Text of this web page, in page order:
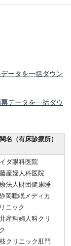
ータを一括ダウン
データを一括ダウ
名（有床診療所）
ダ眼科医院
産婦人科医院
法人財団健康睡
岡睡眠メディカ
ニック
産科婦人科クリ
クリニック肛門